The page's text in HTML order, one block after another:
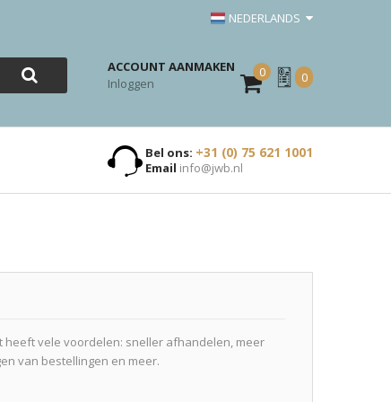
NEDERLANDS
ACCOUNT AANMAKEN
Inloggen
0
Mijn
Offerte
0
Bel ons: +31 (0) 75 621 1001
Email info@jwb.nl
heeft vele voordelen: sneller afhandelen, meer
van bestellingen en meer.